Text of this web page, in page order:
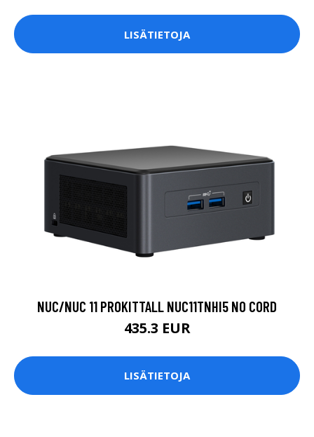
LISÄTIETOJA
NUC/NUC 11 PROKITTALL NUC11TNHI5 NO CORD
435.3 EUR
LISÄTIETOJA